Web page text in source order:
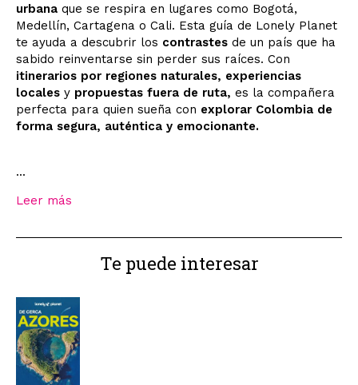
urbana que se respira en lugares como Bogotá,
Medellín, Cartagena o Cali. Esta guía de Lonely Planet
te ayuda a descubrir los contrastes de un país que ha
sabido reinventarse sin perder sus raíces. Con
itinerarios por regiones naturales, experiencias
locales y propuestas fuera de ruta, es la compañera
perfecta para quien sueña con explorar Colombia de
forma segura, auténtica y emocionante.
...
Leer más
Te puede interesar